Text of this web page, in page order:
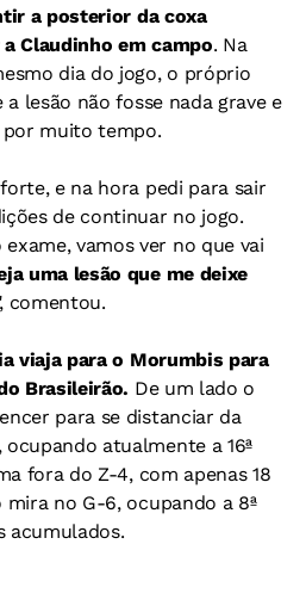
a posterior da coxa
Claudinho em campo. Na
dia do jogo, o próprio
lesão não fosse nada grave e
por muito tempo.
e na hora pedi para sair
de continuar no jogo.
vamos ver no que vai
uma lesão que me deixe
comentou.
viaja para o Morumbis para
Brasileirão. De um lado o
para se distanciar da
atualmente a 16ª
fora do Z-4, com apenas 18
mira no G-6, ocupando a 8ª
acumulados.